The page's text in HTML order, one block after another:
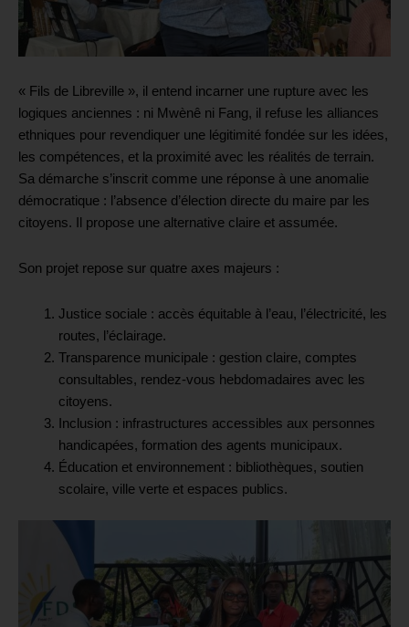
« Fils de Libreville », il entend incarner une rupture avec les
logiques anciennes : ni Mwènê ni Fang, il refuse les alliances
ethniques pour revendiquer une légitimité fondée sur les idées,
les compétences, et la proximité avec les réalités de terrain.
Sa démarche s’inscrit comme une réponse à une anomalie
démocratique : l’absence d’élection directe du maire par les
citoyens. Il propose une alternative claire et assumée.
Son projet repose sur quatre axes majeurs :
Justice sociale : accès équitable à l’eau, l’électricité, les
routes, l’éclairage.
Transparence municipale : gestion claire, comptes
consultables, rendez-vous hebdomadaires avec les
citoyens.
Inclusion : infrastructures accessibles aux personnes
handicapées, formation des agents municipaux.
Éducation et environnement : bibliothèques, soutien
scolaire, ville verte et espaces publics.